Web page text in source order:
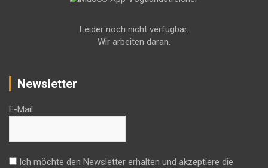
Leider noch nicht verfügbar.
Wir arbeiten daran.
Newsletter
E-Mail
Ich möchte den Newsletter erhalten und akzeptiere die